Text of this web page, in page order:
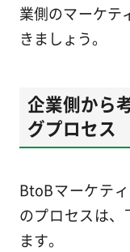
業側のマーケテ
きましょう。
企業側から
グプロセス
BtoBマーケテ
のプロセスは
ます。